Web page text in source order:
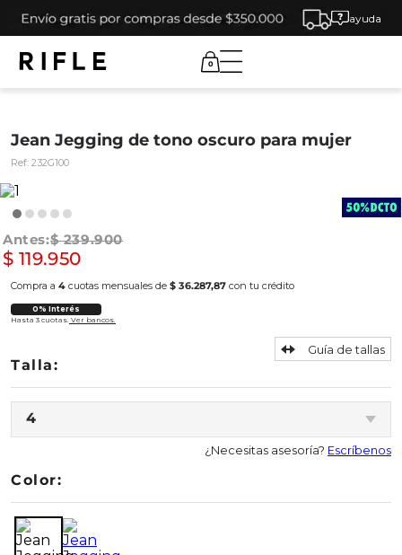
ayuda
0
Jean Jegging de tono oscuro para mujer
Ref: 232G100
$ 239.900
$ 119.950
Compra a 4 cuotas mensuales de $ 36.287,87 con tu crédito
0% Interés
Hasta 3 cuotas. Ver bancos.
4
Guía de tallas
¿Necesitas asesoría? Escríbenos
Color: